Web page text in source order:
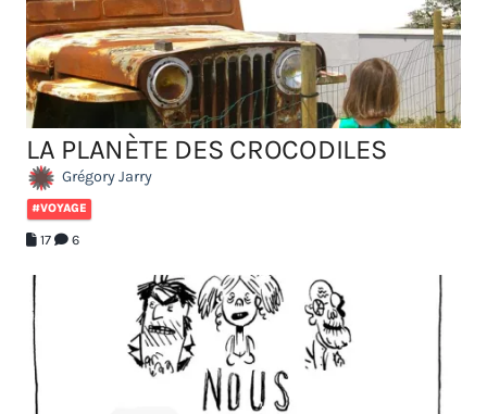
LA PLANÈTE DES CROCODILES
Grégory Jarry
#VOYAGE
17 6